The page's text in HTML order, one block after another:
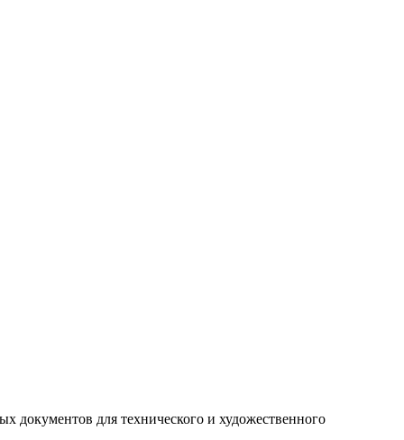
документов для технического и художественного